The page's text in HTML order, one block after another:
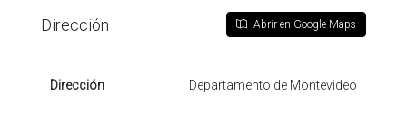
Dirección Abrir en Google Maps
Dirección Departamento de Montevideo